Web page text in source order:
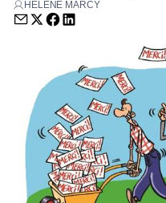
HÉLÈNE MARCY
Envoyer par email
Partager sur Twitter
Partager sur
Partager sur